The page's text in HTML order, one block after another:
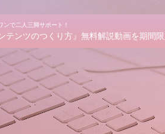
で二人三脚サポート！
テンツのつくり方』無料解説動画を期間限